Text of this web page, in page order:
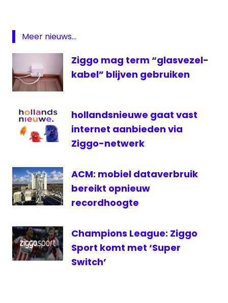
La
Land
Luistercijfers
sbs6
televisie
Meer nieuws...
Ziggo mag term “glasvezel-
kabel” blijven gebruiken
hollandsnieuwe gaat vast
internet aanbieden via
Ziggo-netwerk
ACM: mobiel dataverbruik
bereikt opnieuw
recordhoogte
Champions League: Ziggo
Sport komt met ‘Super
Switch’